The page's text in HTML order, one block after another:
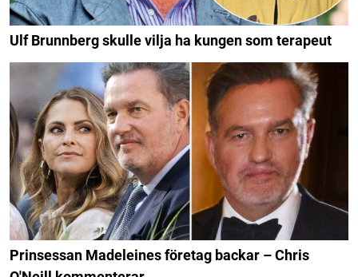
Ulf Brunnberg skulle vilja ha kungen som terapeut
Prinsessan Madeleines företag backar – Chris